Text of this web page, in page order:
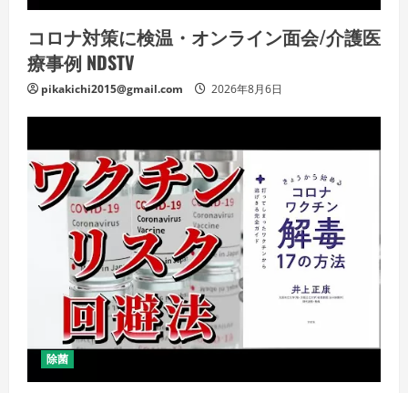
コロナ対策に検温・オンライン面会/介護医
療事例 NDSTV
pikakichi2015@gmail.com 2026年8月6日
除菌